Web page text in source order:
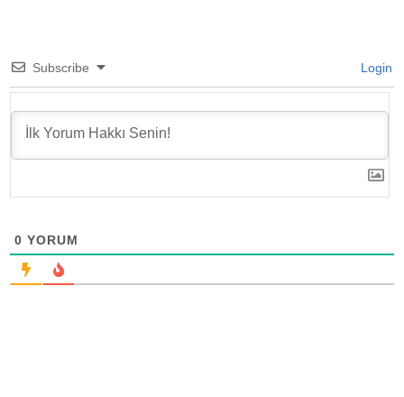
Subscribe Login
0 YORUM